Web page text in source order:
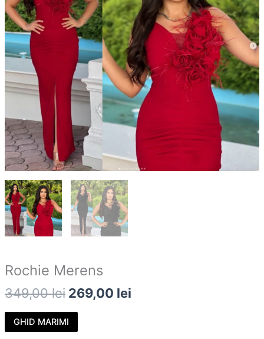
Rochie Merens
349,00lei 269,00 lei
GHID MARIMI